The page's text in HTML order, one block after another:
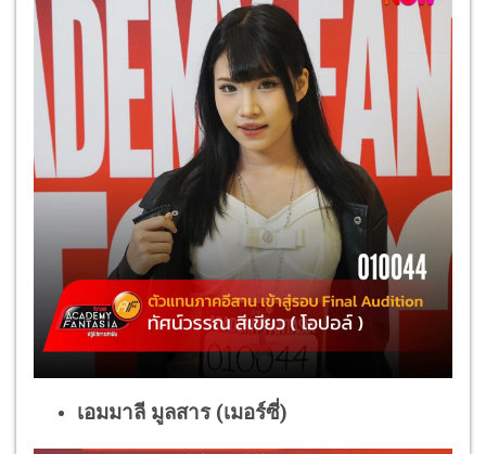
เอมมาลี มูลสาร (เมอร์ซี่)